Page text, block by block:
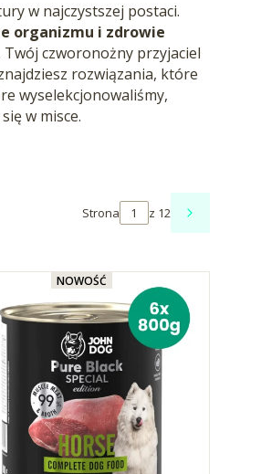
w najczystszej postaci.
organizmu i zdrowie
czworonożny przyjaciel
rozwiązania, które
wyselekcjonowaliśmy,
w misce.
Strona z 12
NOWOŚĆ